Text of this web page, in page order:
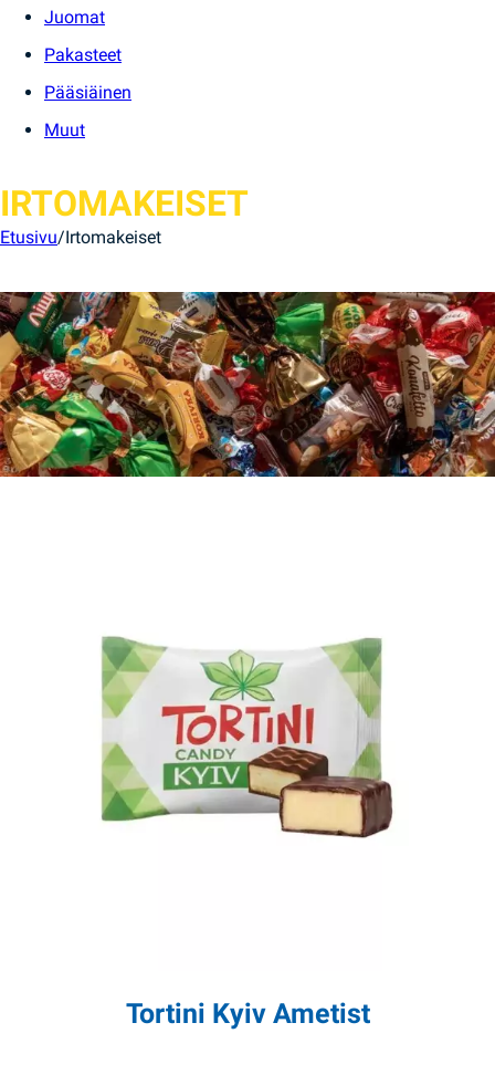
Juomat
Pakasteet
Pääsiäinen
Muut
IRTOMAKEISET
Etusivu/Irtomakeiset
Tortini Kyiv Ametist